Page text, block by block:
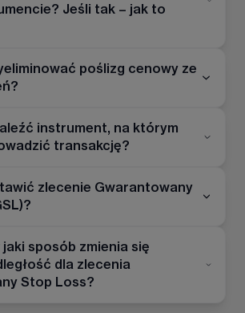
Jeśli tak – jak to
poślizg cenowy ze
instrument, na którym
transakcję?
zlecenie Gwarantowany
jaki sposób zmienia się
dla zlecenia
Stop Loss?